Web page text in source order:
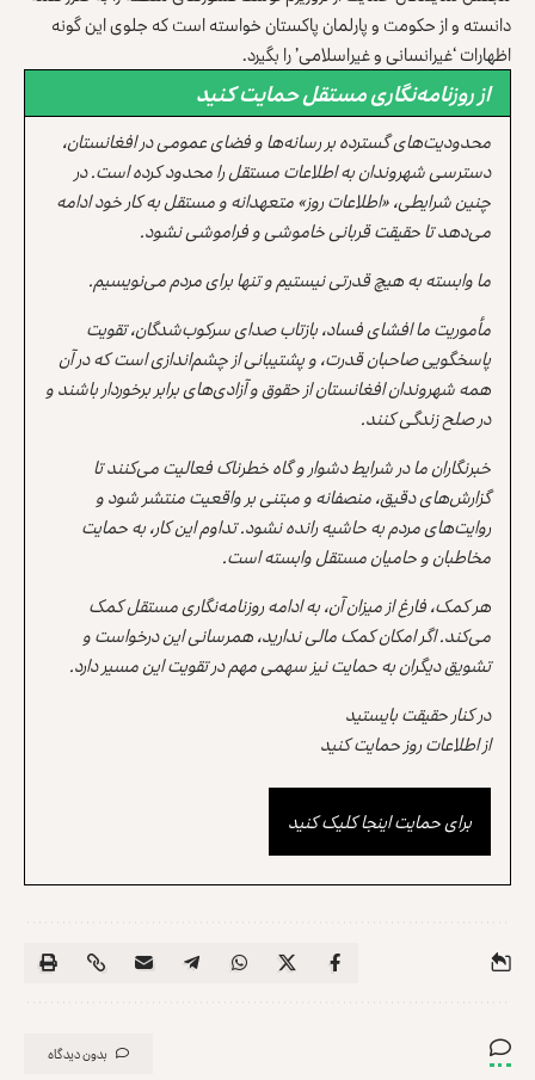
دانسته و از حکومت و پارلمان پاکستان خواسته است که جلوی این گونه
اظهارات ‘غیرانسانی و غیراسلامی’ را بگیرد.
از روزنامه‌نگاری مستقل حمایت کنید
محدودیت‌های گسترده بر رسانه‌ها و فضای عمومی در افغانستان،
دسترسی شهروندان به اطلاعات مستقل را محدود کرده است. در
چنین شرایطی، «اطلاعات روز» متعهدانه و مستقل به کار خود ادامه
می‌دهد تا حقیقت قربانی خاموشی و فراموشی نشود.
ما وابسته به هیچ قدرتی نیستیم و تنها برای مردم می‌نویسیم.
مأموریت ما افشای فساد، بازتاب صدای سرکوب‌شدگان، تقویت
پاسخگویی صاحبان قدرت، و پشتیبانی از چشم‌اندازی است که در آن
همه شهروندان افغانستان از حقوق و آزادی‌های برابر برخوردار باشند و
در صلح زندگی کنند.
خبرنگاران ما در شرایط دشوار و گاه خطرناک فعالیت می‌کنند تا
گزارش‌های دقیق، منصفانه و مبتنی بر واقعیت منتشر شود و
روایت‌های مردم به حاشیه رانده نشود. تداوم این کار، به حمایت
مخاطبان و حامیان مستقل وابسته است.
هر کمک، فارغ از میزان آن، به ادامه روزنامه‌نگاری مستقل کمک
می‌کند. اگر امکان کمک مالی ندارید، همرسانی این درخواست و
تشویق دیگران به حمایت نیز سهمی مهم در تقویت این مسیر دارد.
در کنار حقیقت بایستید
از اطلاعات روز حمایت کنید
برای حمایت اینجا کلیک کنید
بدون دیدگاه